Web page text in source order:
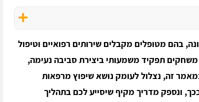
בהם מטופלים מקבלים שירותים רפואיים וטיפול
משחקים תפקיד משמעותי ביצירת סביבה נעימה,
זה, נצלול לעומק נושא שיפוץ מרפאות
ונספק מדריך מקיף שיסייע לכם בתהליך